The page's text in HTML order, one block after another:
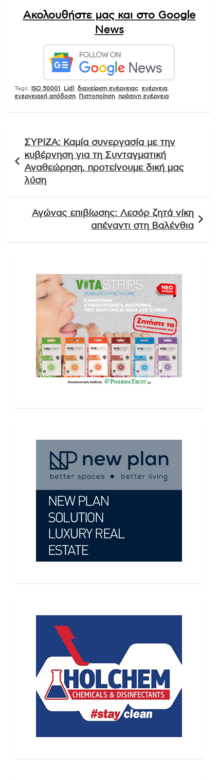
Ακολουθήστε μας και στο Google
News
Tags: ISO 50001 Lidl διαχείριση ενέργειας ενέργεια
ενεργειακή απόδοση
Πιστοποίηση πράσινη ενέργεια
άρθρων
ΣΥΡΙΖΑ: Καμία συνεργασία με την
κυβέρνηση για τη Συνταγματική
Αναθεώρηση, προτείνουμε δική μας
λύση
Αγώνας επιβίωσης: Λεσόρ ζητά νίκη
απέναντι στη Βαλένθια